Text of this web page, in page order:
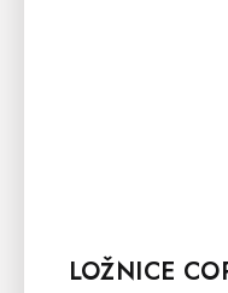
LOŽNICE